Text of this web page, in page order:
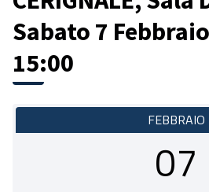
Sabato 7
15:00
FEBBRAIO
07